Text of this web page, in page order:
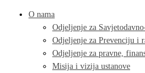
O nama
Odjeljenje za
Odjeljenje za Prevenciju i
Odjeljenje za pravne,
Misija i vizija ustanove